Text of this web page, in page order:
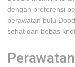
dengan preferensi
perawatan bulu
sehat dan bebas knot.